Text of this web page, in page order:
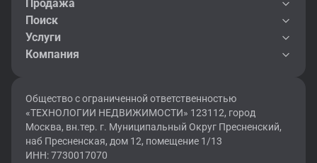
Продажа
Поиск
Услуги
Компания
Общество с ограниченной ответственностью
«ТЕХНОЛОГИИ НЕДВИЖИМОСТИ» 123112, город
Москва, вн.тер. г. Муниципальный Округ Пресненский,
наб Пресненская, дом 12, помещение 1/13
ИНН: 7730017070